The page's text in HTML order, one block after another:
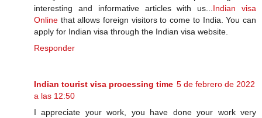
interesting and informative articles with us... Indian visa
Online that allows foreign visitors to come to India. You can
apply for Indian visa through the Indian visa website.
Responder
Indian tourist visa processing time 5 de febrero de 2022
a las 12:50
I appreciate your work, you have done your work very